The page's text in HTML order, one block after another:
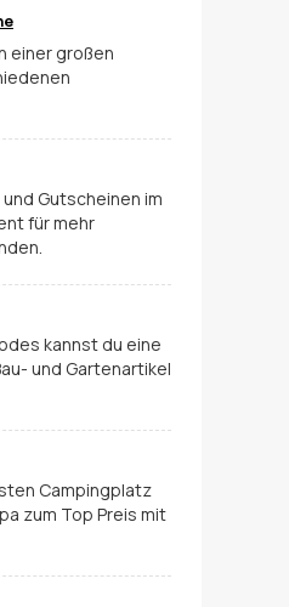
einer großen
Gutscheinen im
für mehr
kannst du eine
und Gartenartikel
Campingplatz
zum Top Preis mit